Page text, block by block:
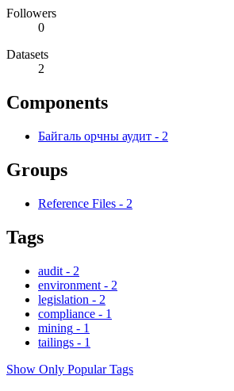
Followers
0
Datasets
2
Components
Байгаль орчны аудит - 2
Groups
Reference Files - 2
Tags
audit - 2
environment - 2
legislation - 2
compliance - 1
mining - 1
tailings - 1
Show Only Popular Tags